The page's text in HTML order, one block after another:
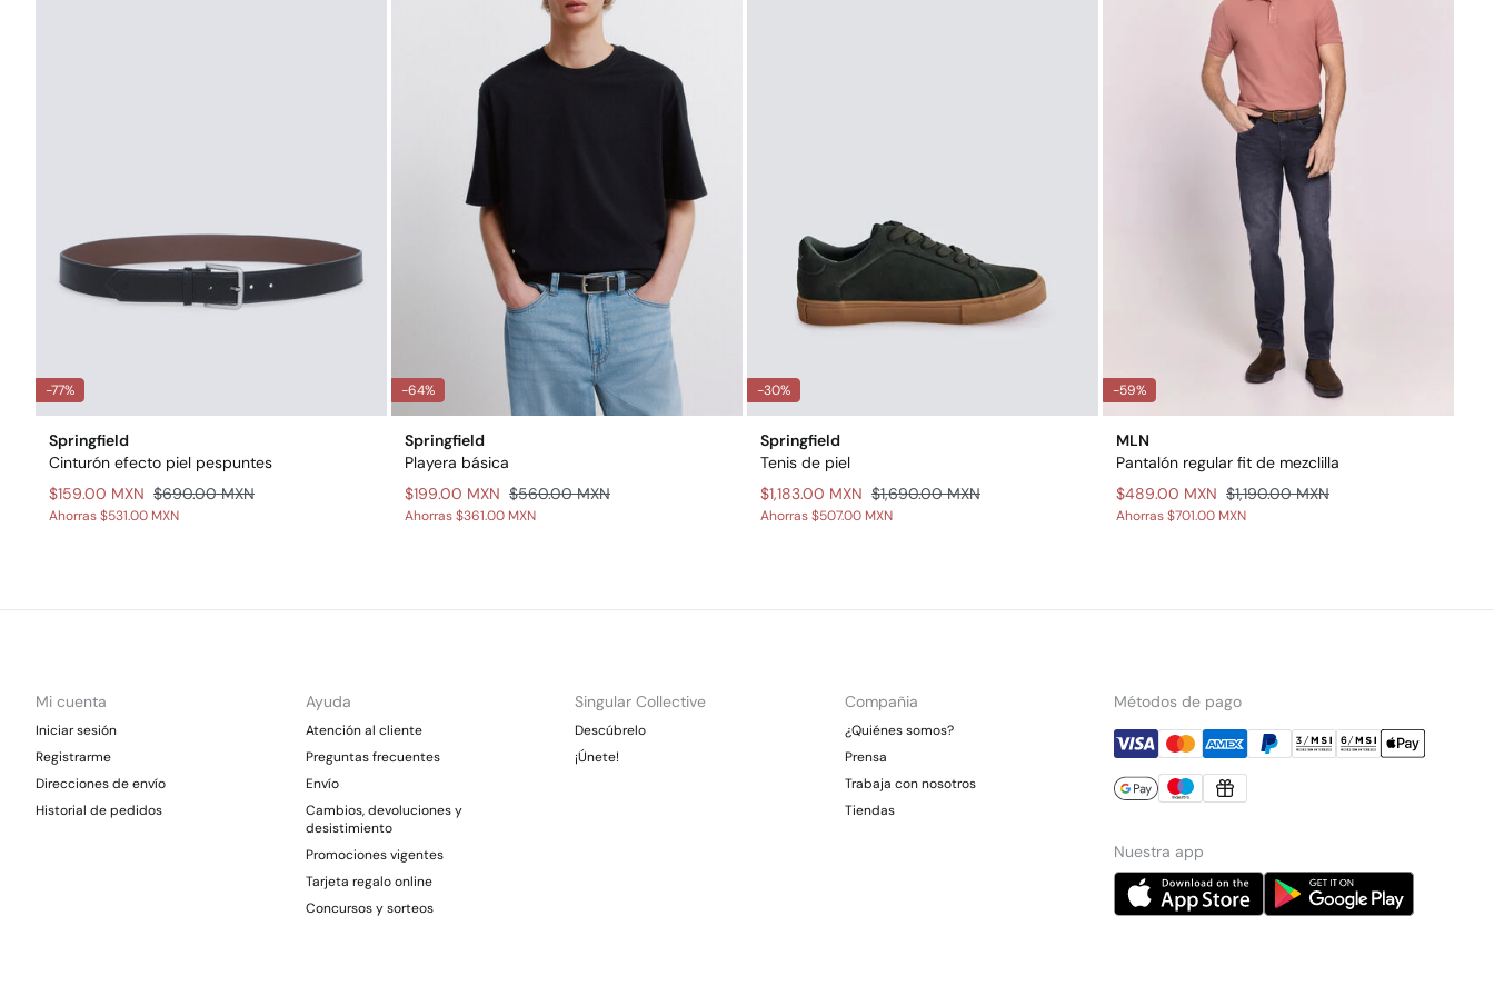
-77%
Springfield
Cinturón efecto piel pespuntes
$159.00 MXN $690.00 MXN
Ahorras$531.00 MXN
-64%
Springfield
Playera básica
$199.00 MXN $560.00 MXN
Ahorras$361.00 MXN
-30%
Springfield
Tenis de piel
$1,183.00 MXN $1,690.00 MXN
Ahorras$507.00 MXN
-59%
MLN
Pantalón regular fit de mezclilla
$489.00 MXN $1,190.00 MXN
Ahorras$701.00 MXN
Mi cuenta
Iniciar sesión
Registrarme
Direcciones de envío
Historial de pedidos
Ayuda
Atención al cliente
Preguntas frecuentes
Envío
Cambios, devoluciones y
desistimiento
Promociones vigentes
Tarjeta regalo online
Concursos y sorteos
Singular Collective
Descúbrelo
¡Únete!
Compañia
¿Quiénes somos?
Prensa
Trabaja con nosotros
Tiendas
Métodos de pago
Nuestra app